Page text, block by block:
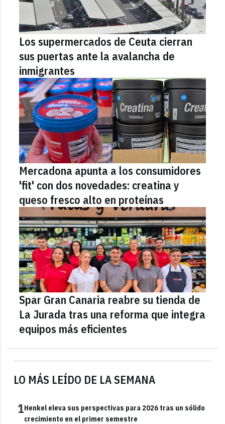
LO MÁS LEÍDO DE LA SEMANA
1Henkel eleva sus perspectivas para 2026 tras un sólido
crecimiento en el primer semestre
Los supermercados de Ceuta cierran
sus puertas ante la avalancha de
inmigrantes
Mercadona apunta a los consumidores
'fit' con dos novedades: creatina y
queso fresco alto en proteínas
Spar Gran Canaria reabre su tienda de
La Jurada tras una reforma que integra
equipos más eficientes